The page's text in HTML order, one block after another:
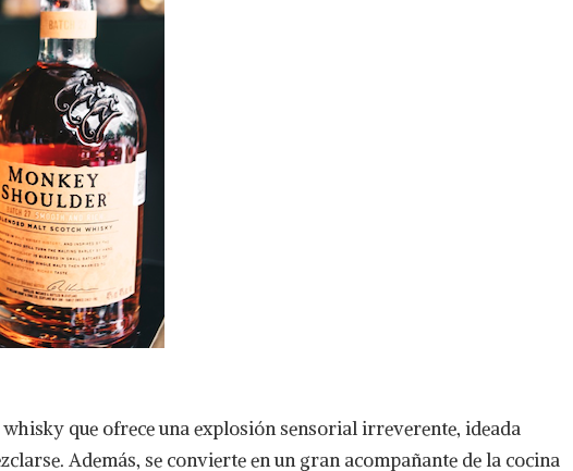
whisky que ofrece una explosión sensorial irreverente, ideada
Además, se convierte en un gran acompañante de la cocina